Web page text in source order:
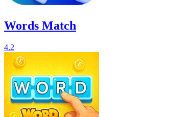
Words Match
4.2